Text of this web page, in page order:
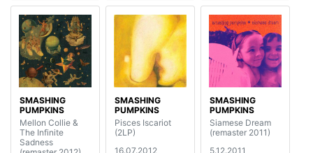
SMASHING
PUMPKINS
Mellon Collie &
The Infinite
Sadness
SMASHING
PUMPKINS
Pisces Iscariot
(2LP)
16.07.2012
SMASHING
PUMPKINS
Siamese Dream
(remaster 2011)
5.12.2011